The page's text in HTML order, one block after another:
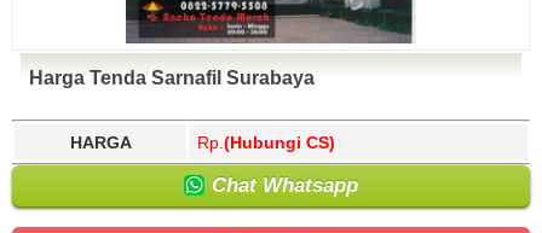
Harga Tenda Sarnafil Surabaya
HARGA Rp. (Hubungi CS)
Chat Whatsapp